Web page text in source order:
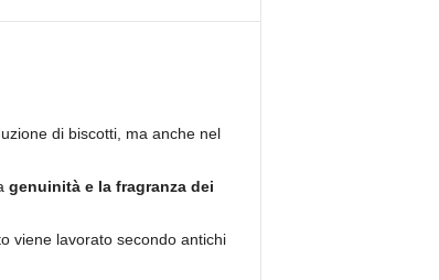
di biscotti, ma anche nel
genuinità e la fragranza dei
viene lavorato secondo antichi